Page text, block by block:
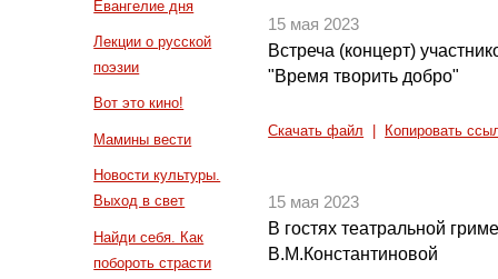
Евангелие дня
Лекции о русской
поэзии
Вот это кино!
Мамины вести
Новости культуры.
Выход в свет
Найди себя. Как
побороть страсти
15 мая 2023
Встреча (концерт)
"Время творить добро"
Скачать файл Копировать
15 мая 2023
В гостях театральной
В.М.Константиновой